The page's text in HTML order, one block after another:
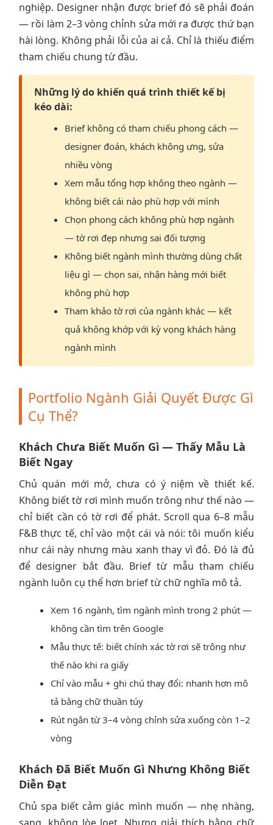
nghiệp. Designer nhận được brief đó sẽ phải đoán
— rồi làm 2–3 vòng chỉnh sửa mới ra được thứ bạn
hài lòng. Không phải lỗi của ai cả. Chỉ là thiếu điểm
tham chiếu chung từ đầu.
Những lý do khiến quá trình thiết kế bị
kéo dài:
Brief không có tham chiếu phong cách —
designer đoán, khách không ưng, sửa
nhiều vòng
Xem mẫu tổng hợp không theo ngành —
không biết cái nào phù hợp với mình
Chọn phong cách không phù hợp ngành
— tờ rơi đẹp nhưng sai đối tượng
Không biết ngành mình thường dùng chất
liệu gì — chọn sai, nhận hàng mới biết
không phù hợp
Tham khảo tờ rơi của ngành khác — kết
quả không khớp với kỳ vọng khách hàng
ngành mình
Portfolio Ngành Giải Quyết Được Gì
Cụ Thể?
Khách Chưa Biết Muốn Gì — Thấy Mẫu Là
Biết Ngay
Chủ quán mới mở, chưa có ý niệm về thiết kế.
Không biết tờ rơi mình muốn trông như thế nào —
chỉ biết cần có tờ rơi để phát. Scroll qua 6–8 mẫu
F&B thực tế, chỉ vào một cái và nói: tôi muốn kiểu
như cái này nhưng màu xanh thay vì đỏ. Đó là đủ
để designer bắt đầu. Brief từ mẫu tham chiếu
ngành luôn cụ thể hơn brief từ chữ nghĩa mô tả.
Xem 16 ngành, tìm ngành mình trong 2 phút —
không cần tìm trên Google
Mẫu thực tế: biết chính xác tờ rơi sẽ trông như
thế nào khi ra giấy
Chỉ vào mẫu + ghi chú thay đổi: nhanh hơn mô
tả bằng chữ thuần túy
Rút ngắn từ 3–4 vòng chỉnh sửa xuống còn 1–2
vòng
Khách Đã Biết Muốn Gì Nhưng Không Biết
Diễn Đạt
Chủ spa biết cảm giác mình muốn — nhẹ nhàng,